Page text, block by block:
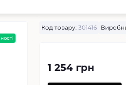
Код товару: 301416
1 254 грн